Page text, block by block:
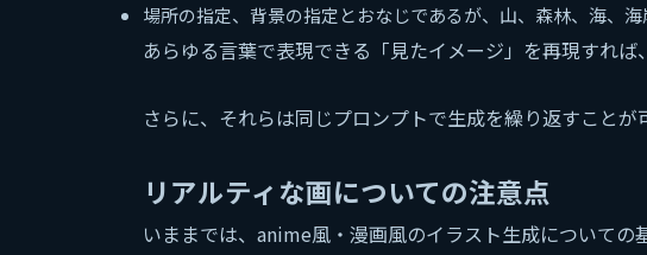
場所の指定、背景の指定とおなじであるが、山、森林、海、
あらゆる言葉で表現できる「見たイメージ」を再現すれ
さらに、それらは同じプロンプトで生成を繰り返すことが
リアルティな画についての注意点
いままでは、anime風・漫画風のイラスト生成について